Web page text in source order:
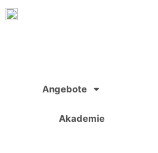
Zum
Angebote
Akademie